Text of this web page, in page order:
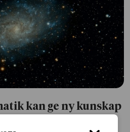
kan ge ny kunskap